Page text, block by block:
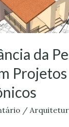
da
Projetos
/